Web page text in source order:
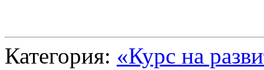
Категория: «Курс на